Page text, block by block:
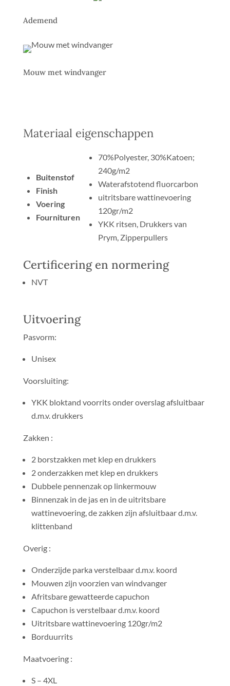
Ademend
Mouw met windvanger
Materiaal eigenschappen
Buitenstof
Finish
Voering
Fournituren
70%Polyester, 30%Katoen;
240g/m2
Waterafstotend fluorcarbon
uitritsbare wattinevoering
120gr/m2
YKK ritsen, Drukkers van
Prym, Zipperpullers
Certificering en normering
NVT
Uitvoering
Pasvorm:
Unisex
Voorsluiting:
YKK bloktand voorrits onder overslag afsluitbaar
d.m.v. drukkers
Zakken :
2 borstzakken met klep en drukkers
2 onderzakken met klep en drukkers
Dubbele pennenzak op linkermouw
Binnenzak in de jas en in de uitritsbare
wattinevoering, de zakken zijn afsluitbaar d.m.v.
klittenband
Overig :
Onderzijde parka verstelbaar d.m.v. koord
Mouwen zijn voorzien van windvanger
Afritsbare gewatteerde capuchon
Capuchon is verstelbaar d.m.v. koord
Uitritsbare wattinevoering 120gr/m2
Borduurrits
Maatvoering :
S – 4XL